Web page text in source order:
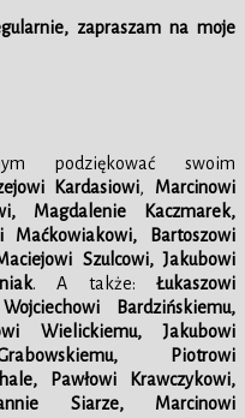
zapraszam na moje
podziękować swoim
Kardasiowi, Marcinowi
Magdalenie Kaczmarek,
Maćkowiakowi, Bartoszowi
Szulcowi, Jakubowi
. A także:Łukaszowi
Bardzińskiemu,
Wielickiemu, Jakubowi
Piotrowi
Pawłowi Krawczykowi,
Siarze, Marcinowi